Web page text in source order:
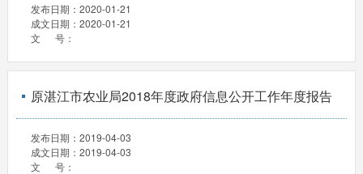
发布日期： 2020-01-21
成文日期： 2020-01-21
文 号：
原湛江市农业局2018年度政府信息公开工作年度报告
发布日期： 2019-04-03
成文日期： 2019-04-03
文 号：